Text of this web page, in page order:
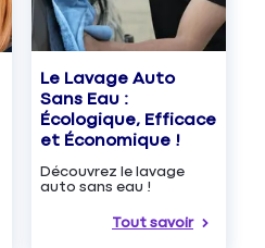
Le Lavage Auto
Sans Eau :
Écologique, Efficace
et Économique !
Découvrez le lavage
auto sans eau !
Tout savoir